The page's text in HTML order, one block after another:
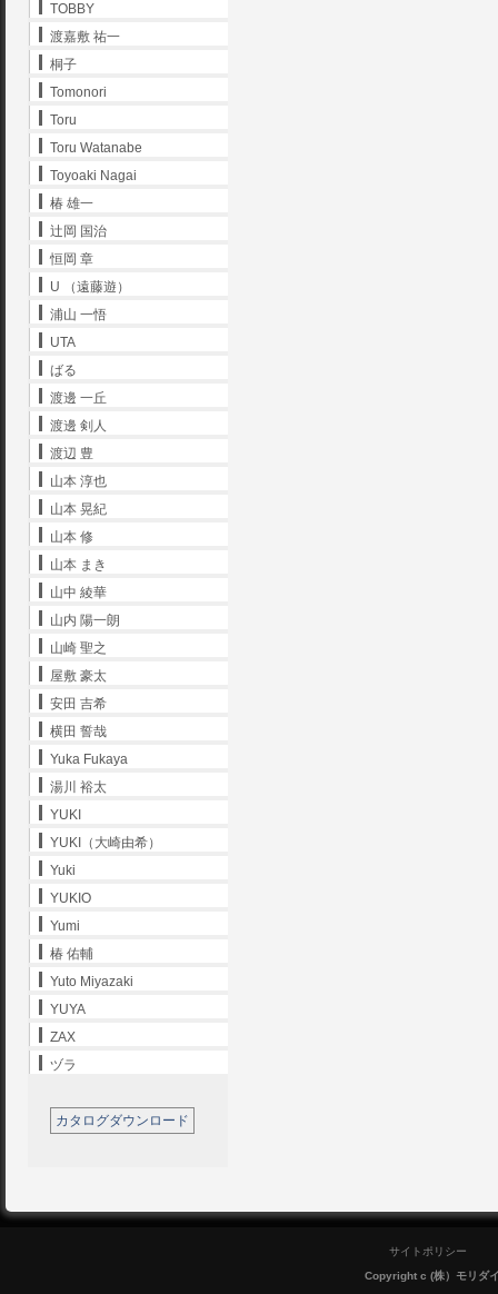
TOBBY
渡嘉敷 祐一
桐子
Tomonori
Toru
Toru Watanabe
Toyoaki Nagai
椿 雄一
辻岡 国治
恒岡 章
U （遠藤遊）
浦山 一悟
UTA
ばる
渡邊 一丘
渡邊 剣人
渡辺 豊
山本 淳也
山本 晃紀
山本 修
山本 まき
山中 綾華
山内 陽一朗
山崎 聖之
屋敷 豪太
安田 吉希
横田 誓哉
Yuka Fukaya
湯川 裕太
YUKI
YUKI（大崎由希）
Yuki
YUKIO
Yumi
椿 佑輔
Yuto Miyazaki
YUYA
ZAX
ヅラ
カタログダウンロード
サイトポリシー
Copyright c (株）モリダ